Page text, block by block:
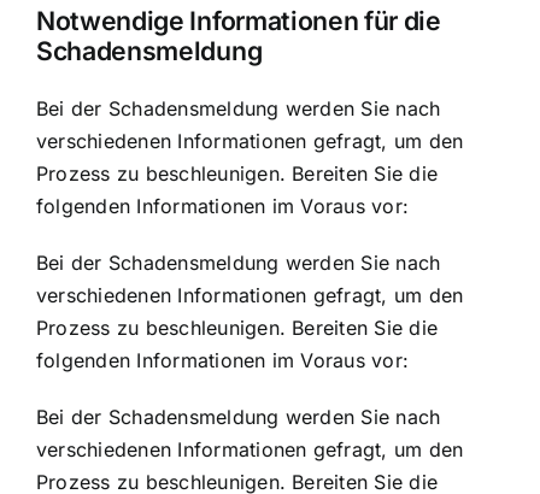
Notwendige Informationen für die
Schadensmeldung
Bei der Schadensmeldung werden Sie nach
verschiedenen Informationen gefragt, um den
Prozess zu beschleunigen. Bereiten Sie die
folgenden Informationen im Voraus vor:
Bei der Schadensmeldung werden Sie nach
verschiedenen Informationen gefragt, um den
Prozess zu beschleunigen. Bereiten Sie die
folgenden Informationen im Voraus vor:
Bei der Schadensmeldung werden Sie nach
verschiedenen Informationen gefragt, um den
Prozess zu beschleunigen. Bereiten Sie die